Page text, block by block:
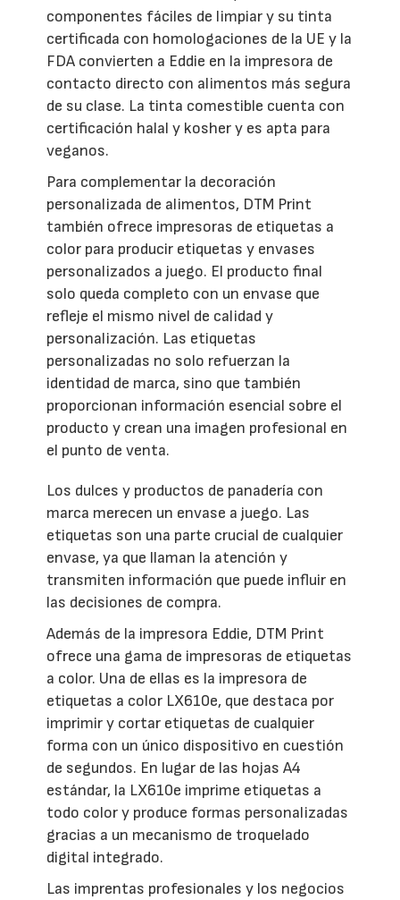
componentes fáciles de limpiar y su tinta
certificada con homologaciones de la UE y la
FDA convierten a Eddie en la impresora de
contacto directo con alimentos más segura
de su clase. La tinta comestible cuenta con
certificación halal y kosher y es apta para
veganos.
Para complementar la decoración
personalizada de alimentos, DTM Print
también ofrece impresoras de etiquetas a
color para producir etiquetas y envases
personalizados a juego. El producto final
solo queda completo con un envase que
refleje el mismo nivel de calidad y
personalización. Las etiquetas
personalizadas no solo refuerzan la
identidad de marca, sino que también
proporcionan información esencial sobre el
producto y crean una imagen profesional en
el punto de venta.
Los dulces y productos de panadería con
marca merecen un envase a juego. Las
etiquetas son una parte crucial de cualquier
envase, ya que llaman la atención y
transmiten información que puede influir en
las decisiones de compra.
Además de la impresora Eddie, DTM Print
ofrece una gama de impresoras de etiquetas
a color. Una de ellas es la impresora de
etiquetas a color LX610e, que destaca por
imprimir y cortar etiquetas de cualquier
forma con un único dispositivo en cuestión
de segundos. En lugar de las hojas A4
estándar, la LX610e imprime etiquetas a
todo color y produce formas personalizadas
gracias a un mecanismo de troquelado
digital integrado.
Las imprentas profesionales y los negocios